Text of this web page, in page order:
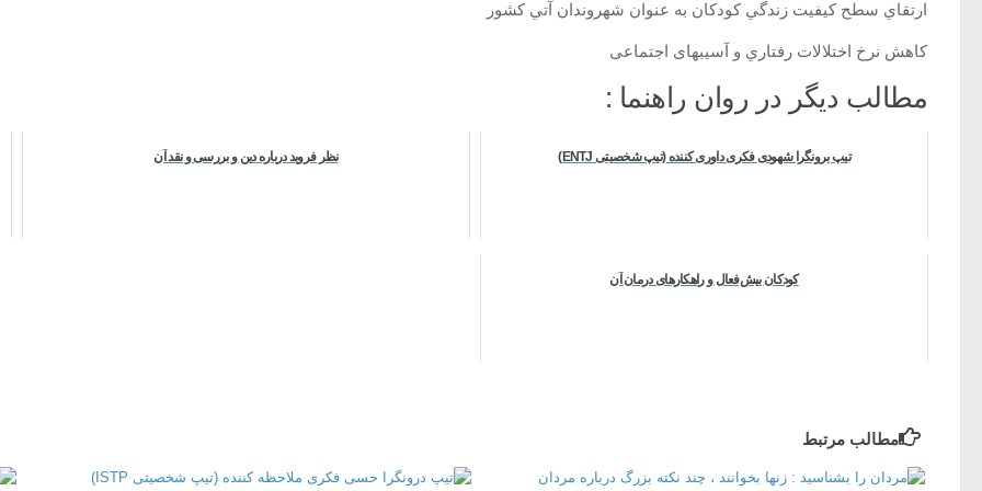
ارتقاي سطح کيفيت زندگي کودکان به عنوان شهروندان آتي کشور
کاهش نرخ اختلالات رفتاري و آسيبهای اجتماعی
مطالب دیگر در روان راهنما :
تیپ برونگرا شهودی فکری داوری کننده (تیپ شخصیتی ENTJ) نظر فرويد درباره دين و بررسى و نقد آن
کودکان بیش‌فعال و راهکارهای درمان آن
مطالب مرتبط